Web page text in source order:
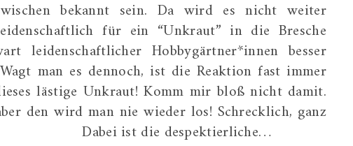
bekannt sein. Da wird es nicht weiter
für ein “Unkraut” in die Bresche
leidenschaftlicher Hobbygärtner*innen besser
man es dennoch, ist die Reaktion fast immer
lästige Unkraut! Komm mir bloß nicht damit.
den wird man nie wieder los! Schrecklich, ganz
ist die despektierliche…